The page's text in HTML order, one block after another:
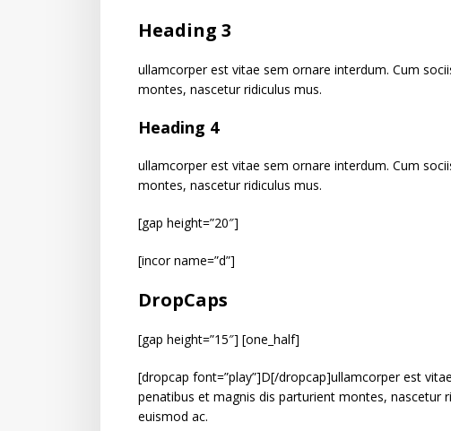
Heading 3
ullamcorper est vitae sem ornare interdum. Cum
montes, nascetur ridiculus mus.
Heading 4
ullamcorper est vitae sem ornare interdum. Cum
montes, nascetur ridiculus mus.
[gap height=”20″]
[incor name=”d”]
DropCaps
[gap height=”15″] [one_half]
[dropcap font=”play”]D[/dropcap]ullamcorper est
penatibus et magnis dis parturient montes, nascetur
euismod ac.